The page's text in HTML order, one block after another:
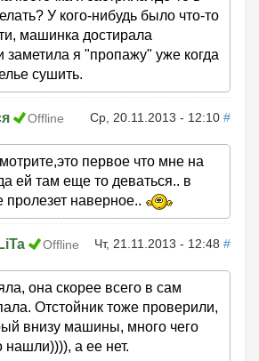
У кого-нибудь было что-то
машинка достирала
заметила я "пропажу" уже когда
сушить.
Offline Ср, 20.11.2013 - 12:10 #
первое что мне на
ей там еще то деваться.. в
пролезет наверное..
Offline Чт, 21.11.2013 - 12:48 #
она скорее всего в сам
Отстойник тоже проверили,
внизу машины, много чего
нашли)))), а ее нет.